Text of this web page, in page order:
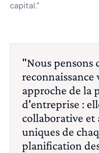
capital."
"Nous pensons
reconnaissance
approche de la
d'entreprise :
collaborative et
uniques de
planification